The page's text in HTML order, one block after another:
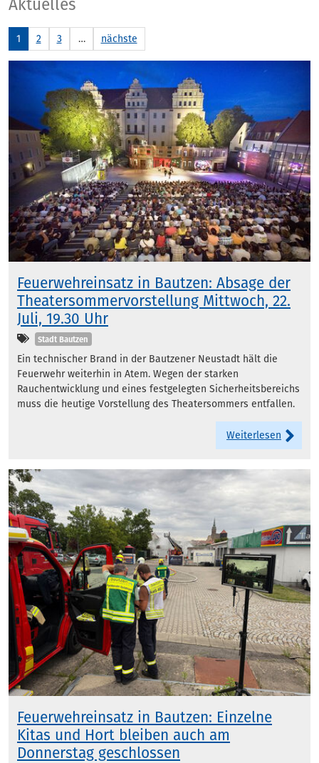
Aktuelles
1 2 3 … nächste
Feuerwehreinsatz in Bautzen: Absage der
Theatersommervorstellung Mittwoch, 22.
Juli, 19.30 Uhr
Kategorien
Stadt Bautzen
Ein technischer Brand in der Bautzener Neustadt hält die
Feuerwehr weiterhin in Atem. Wegen der starken
Rauchentwicklung und eines festgelegten Sicherheitsbereichs
muss die heutige Vorstellung des Theatersommers entfallen.
Weiterlesen
Feuerwehreinsatz in Bautzen: Einzelne
Kitas und Hort bleiben auch am
Donnerstag geschlossen